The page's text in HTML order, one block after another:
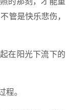
管是快乐悲伤，
在阳光下流下的
程。